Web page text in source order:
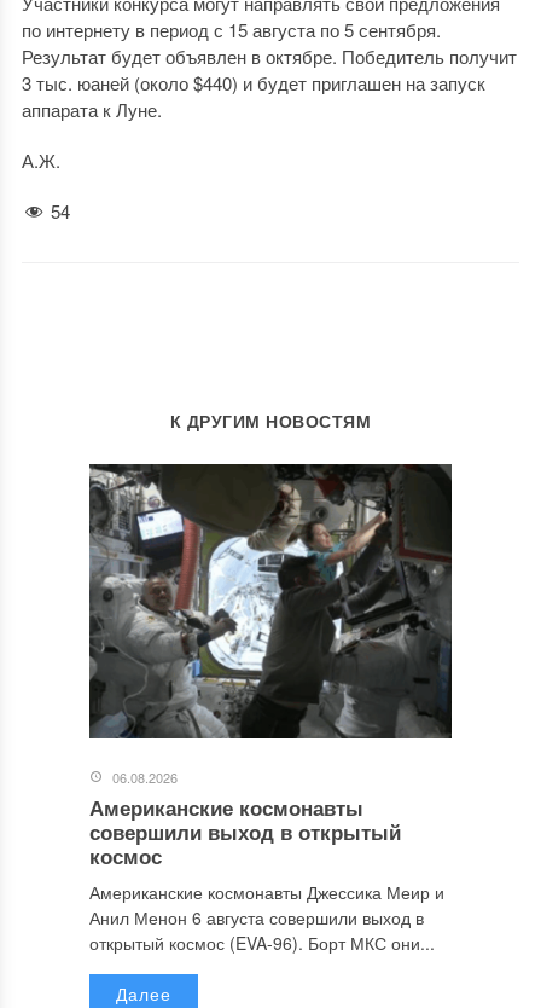
по интернету в период с 15 августа по 5 сентября.
Результат будет объявлен в октябре. Победитель получит
3 тыс. юаней (около $440) и будет приглашен на запуск
аппарата к Луне.
А.Ж.
54
К ДРУГИМ НОВОСТЯМ
06.08.2026
Американские космонавты
совершили выход в открытый
космос
Американские космонавты Джессика Меир и
Анил Менон 6 августа совершили выход в
открытый космос (EVA-96). Борт МКС они...
Далее